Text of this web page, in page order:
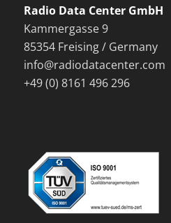
Radio Data Center GmbH
Kammergasse 9
85354 Freising / Germany
info@radiodatacenter.com
+49 (0) 8161 496 296